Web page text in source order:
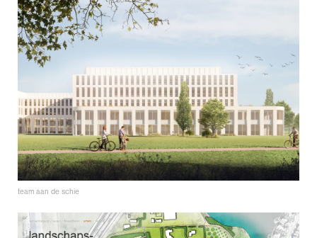
team aan de schie